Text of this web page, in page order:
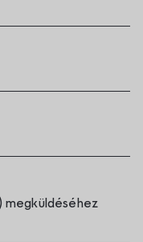
megküldéséhez